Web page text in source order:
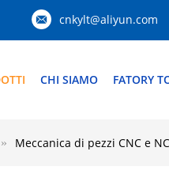
cnkylt@aliyun.com
CHI SIAMO FATORY
Meccanica di pezzi CNC e NC